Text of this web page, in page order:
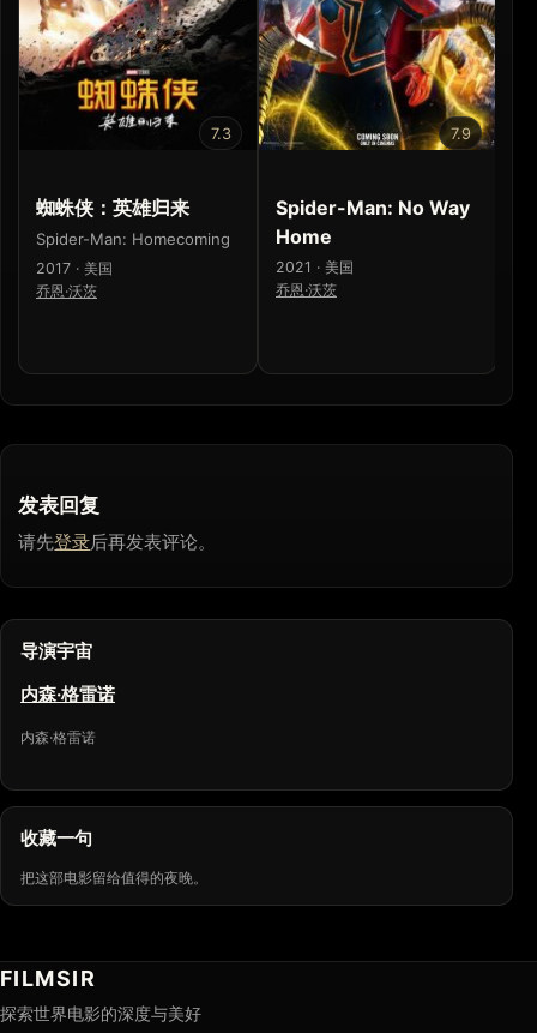
7.3
蜘蛛侠：英雄归来
Spider-Man: Homecoming
2017 · 美国
乔恩·沃茨
7.9
Spider-Man: No Way
Home
2021 · 美国
乔恩·沃茨
发表回复
请先登录后再发表评论。
导演宇宙
内森·格雷诺
内森·格雷诺
收藏一句
把这部电影留给值得的夜晚。
FILMSIR
探索世界电影的深度与美好